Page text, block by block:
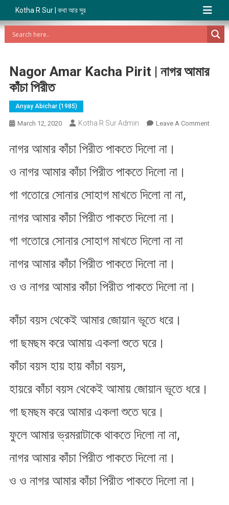
Kotha R Sur | কথা আর সুর
Nagor Amar Kacha Pirit | নাগর আমার
কাঁচা পিরীত
Anyay Abichar (1985)
March 12, 2020 Kotha R Sur Admin Leave A CommentOn
নাগর আমার কাঁচা পিরীত পাকতে দিলো না।
ও নাগর আমার কাঁচা পিরীত পাকতে দিলো না।
গা গতোরে সোনার সোহাগ মাখতে দিলো না না,
নাগর আমার কাঁচা পিরীত পাকতে দিলো না।
গা গতোরে সোনার সোহাগ মাখতে দিলো না না
নাগর আমার কাঁচা পিরীত পাকতে দিলো না।
ও ও নাগর আমার কাঁচা পিরীত পাকতে দিলো না।
কাঁচা বয়স থেকেই আমার জোয়ান ভূতে ধরে।
গা ছমছম করে আমায়​ একলা শুতে ঘরে।
কাঁচা বয়স হায় হায় কাঁচা বয়স,
হায়রে কাঁচা বয়স থেকেই আমায়​ জোয়ান ভূতে ধরে।
গা ছমছম করে আমার একলা শুতে ঘরে।
ফুলে আমার ভ্রমরাটাকে থাকতে দিলো না না,
নাগর আমার কাঁচা পিরীত পাকতে দিলো না।
ও ও নাগর আমার কাঁচা পিরীত পাকতে দিলো না।